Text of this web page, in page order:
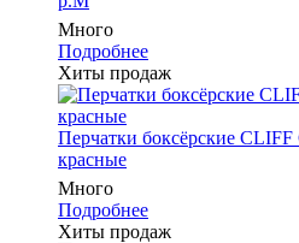
Много
Подробнее
Хиты продаж
Перчатки боксёрские
красные
Много
Подробнее
Хиты продаж